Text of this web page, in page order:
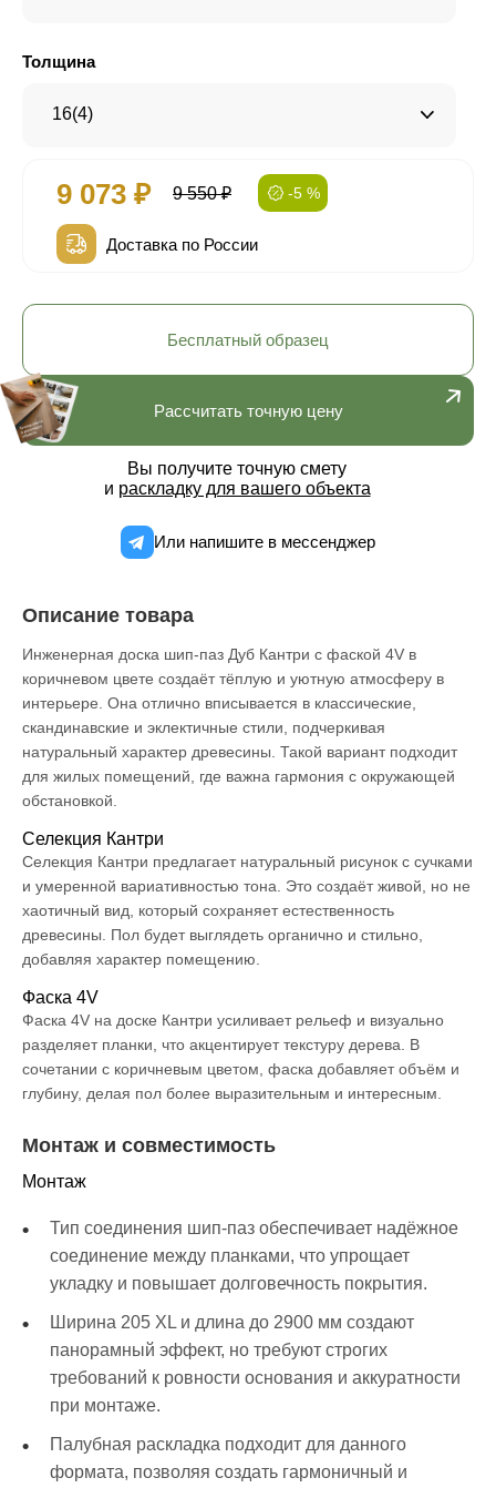
Толщина
16(4)
9 073 ₽ 9 550 ₽ -5 %
Доставка по России
Рассчитать точную цену
Вы получите точную смету
и раскладку для вашего объекта
Или напишите в мессенджер
Бесплатный образец
Описание товара
Инженерная доска шип-паз Дуб Кантри с фаской 4V в
коричневом цвете создаёт тёплую и уютную атмосферу в
интерьере. Она отлично вписывается в классические,
скандинавские и эклектичные стили, подчеркивая
натуральный характер древесины. Такой вариант подходит
для жилых помещений, где важна гармония с окружающей
обстановкой.
Селекция Кантри
Селекция Кантри предлагает натуральный рисунок с сучками
и умеренной вариативностью тона. Это создаёт живой, но не
хаотичный вид, который сохраняет естественность
древесины. Пол будет выглядеть органично и стильно,
добавляя характер помещению.
Фаска 4V
Фаска 4V на доске Кантри усиливает рельеф и визуально
разделяет планки, что акцентирует текстуру дерева. В
сочетании с коричневым цветом, фаска добавляет объём и
глубину, делая пол более выразительным и интересным.
Монтаж и совместимость
Монтаж
Тип соединения шип-паз обеспечивает надёжное
соединение между планками, что упрощает
укладку и повышает долговечность покрытия.
Ширина 205 XL и длина до 2900 мм создают
панорамный эффект, но требуют строгих
требований к ровности основания и аккуратности
при монтаже.
Палубная раскладка подходит для данного
формата, позволяя создать гармоничный и